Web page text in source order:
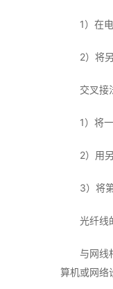
1）在
2）将
交叉接
1）将
2）用
3）将
光纤线
与网线
算机或网络